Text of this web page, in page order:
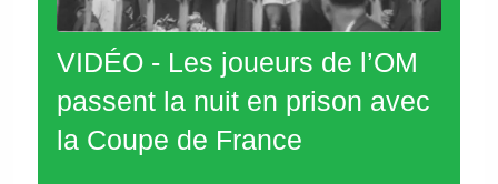
VIDÉO - Les joueurs de l’OM
passent la nuit en prison avec
la Coupe de France